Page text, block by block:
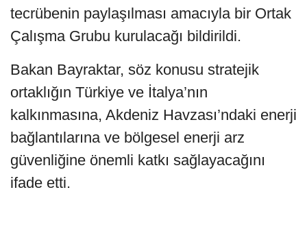
tecrübenin paylaşılması amacıyla bir Ortak
Çalışma Grubu kurulacağı bildirildi.
Bakan Bayraktar, söz konusu stratejik
ortaklığın Türkiye ve İtalya’nın
kalkınmasına, Akdeniz Havzası’ndaki enerji
bağlantılarına ve bölgesel enerji arz
güvenliğine önemli katkı sağlayacağını
ifade etti.